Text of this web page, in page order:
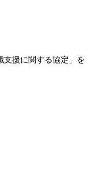
支援に関する協定」を